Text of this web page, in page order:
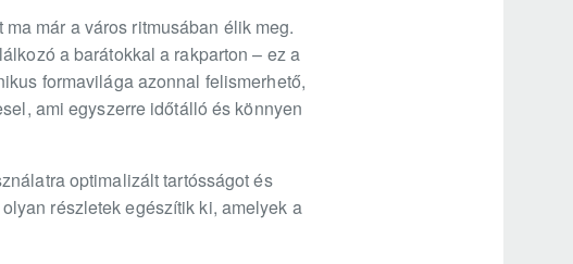
már a város ritmusában élik meg.
a barátokkal a rakparton – ez a
formavilága azonnal felismerhető,
ami egyszerre időtálló és könnyen
optimalizált tartósságot és
részletek egészítik ki, amelyek a